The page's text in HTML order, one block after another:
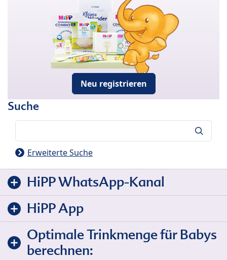
Neu registrieren
Suche
Erweiterte Suche
HiPP WhatsApp-Kanal
HiPP App
Optimale Trinkmenge für Babys
berechnen: